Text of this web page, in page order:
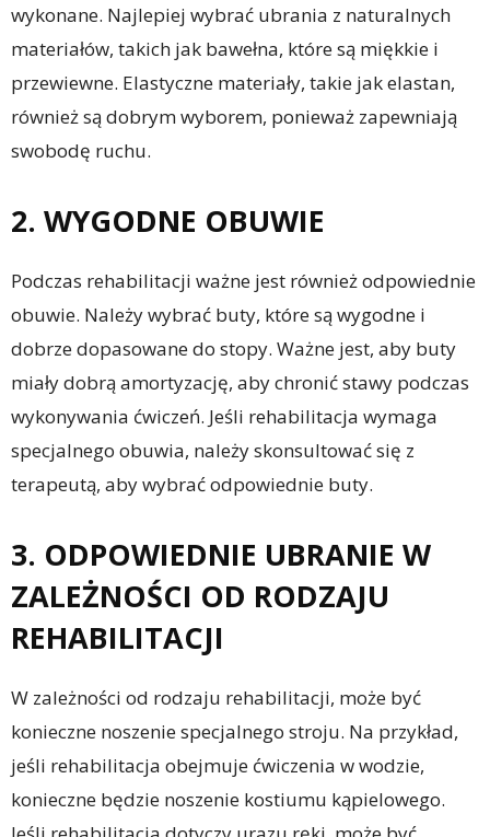
wykonane. Najlepiej wybrać ubrania z naturalnych
materiałów, takich jak bawełna, które są miękkie i
przewiewne. Elastyczne materiały, takie jak elastan,
również są dobrym wyborem, ponieważ zapewniają
swobodę ruchu.
2. WYGODNE OBUWIE
Podczas rehabilitacji ważne jest również odpowiednie
obuwie. Należy wybrać buty, które są wygodne i
dobrze dopasowane do stopy. Ważne jest, aby buty
miały dobrą amortyzację, aby chronić stawy podczas
wykonywania ćwiczeń. Jeśli rehabilitacja wymaga
specjalnego obuwia, należy skonsultować się z
terapeutą, aby wybrać odpowiednie buty.
3. ODPOWIEDNIE UBRANIE W
ZALEŻNOŚCI OD RODZAJU
REHABILITACJI
W zależności od rodzaju rehabilitacji, może być
konieczne noszenie specjalnego stroju. Na przykład,
jeśli rehabilitacja obejmuje ćwiczenia w wodzie,
konieczne będzie noszenie kostiumu kąpielowego.